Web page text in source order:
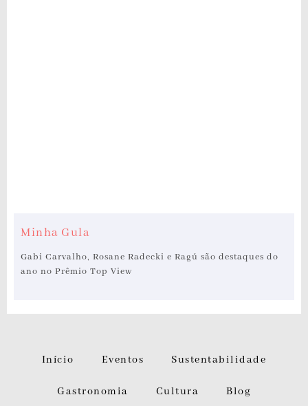
Minha Gula
Gabi Carvalho, Rosane Radecki e Ragú são destaques do
ano no Prêmio Top View
Início Eventos Sustentabilidade
Gastronomia Cultura Blog